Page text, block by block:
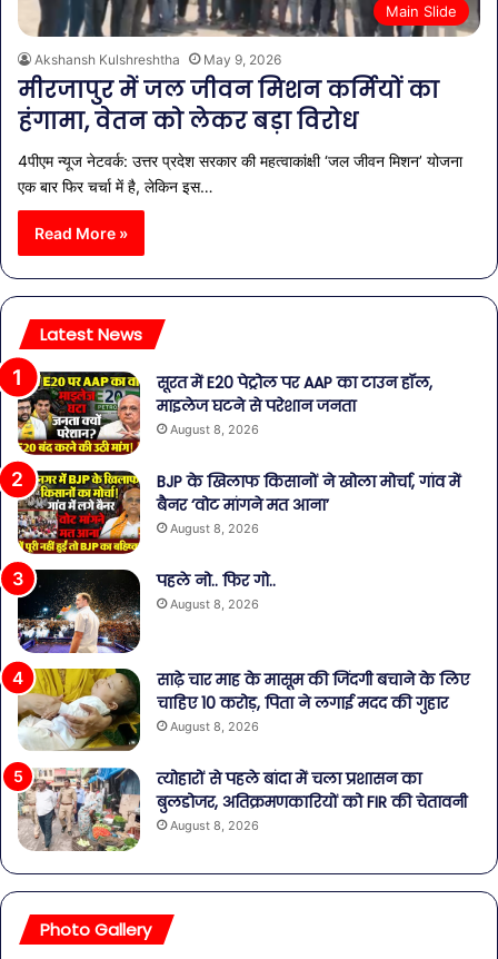
Main Slide
Akshansh Kulshreshtha May 9, 2026
मीरजापुर में जल जीवन मिशन कर्मियों का
हंगामा, वेतन को लेकर बड़ा विरोध
4पीएम न्यूज नेटवर्क: उत्तर प्रदेश सरकार की महत्वाकांक्षी ‘जल जीवन मिशन’ योजना
एक बार फिर चर्चा में है, लेकिन इस…
Read More »
Latest News
सूरत में E20 पेट्रोल पर AAP का टाउन हॉल,
माइलेज घटने से परेशान जनता
August 8, 2026
BJP के खिलाफ किसानों ने खोला मोर्चा, गांव में
बैनर ‘वोट मांगने मत आना’
August 8, 2026
पहले नो.. फिर गो..
August 8, 2026
साढ़े चार माह के मासूम की जिंदगी बचाने के लिए
चाहिए 10 करोड़, पिता ने लगाई मदद की गुहार
August 8, 2026
त्योहारों से पहले बांदा में चला प्रशासन का
बुलडोजर, अतिक्रमणकारियों को FIR की चेतावनी
August 8, 2026
Photo Gallery